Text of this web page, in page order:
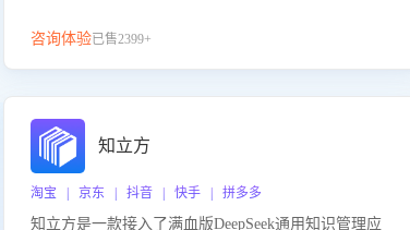
咨询体验已售2399+
知立方
淘宝 | 京东 | 抖音 | 快手 | 拼多多
知立方是一款接入了满血版DeepSeek通用知识管理应